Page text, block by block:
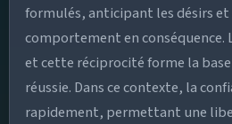
formulés, anticipant les désirs
comportement en
et cette réciprocité forme la
réussie. Dans ce contexte, la
rapidement, permettant une